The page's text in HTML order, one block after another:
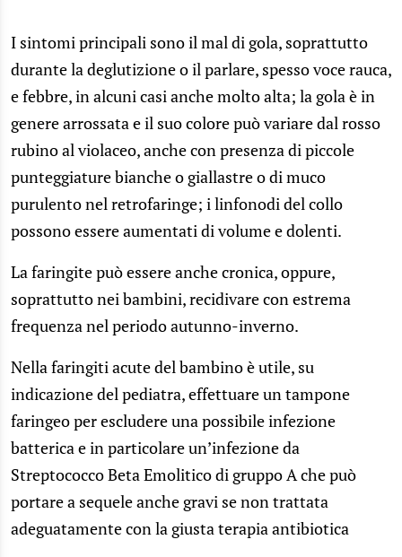
I sintomi principali sono il mal di gola, soprattutto
durante la deglutizione o il parlare, spesso voce rauca,
e febbre, in alcuni casi anche molto alta; la gola è in
genere arrossata e il suo colore può variare dal rosso
rubino al violaceo, anche con presenza di piccole
punteggiature bianche o giallastre o di muco
purulento nel retrofaringe; i linfonodi del collo
possono essere aumentati di volume e dolenti.
La faringite può essere anche cronica, oppure,
soprattutto nei bambini, recidivare con estrema
frequenza nel periodo autunno-inverno.
Nella faringiti acute del bambino è utile, su
indicazione del pediatra, effettuare un tampone
faringeo per escludere una possibile infezione
batterica e in particolare un’infezione da
Streptococco Beta Emolitico di gruppo A che può
portare a sequele anche gravi se non trattata
adeguatamente con la giusta terapia antibiotica